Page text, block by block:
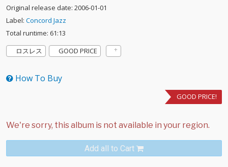
Original release date: 2006-01-01
Label: Concord Jazz
Total runtime: 61:13
ロスレス
GOOD PRICE
How To Buy
GOOD PRICE!
Add all to Cart